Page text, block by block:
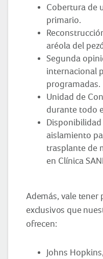
Cobertura de
primario.
aréola del
Segunda
internacional
programadas.
Unidad de
durante todo
aislamiento
trasplante de
en Clínica
Además, vale tener
exclusivos que
ofrecen:
Johns